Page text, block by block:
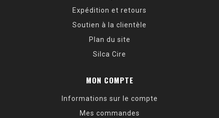
Expédition et retours
Soutien à la clientèle
Plan du site
Silca Cire
MON COMPTE
Informations sur le compte
Mes commandes